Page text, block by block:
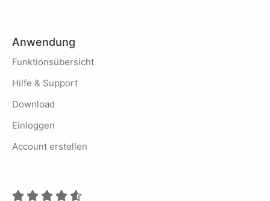
Anwendung
Funktionsübersicht
Hilfe & Support
Download
Einloggen
Account erstellen